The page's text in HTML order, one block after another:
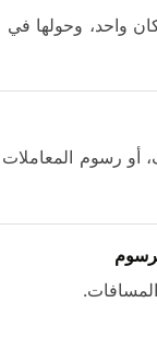
واحد، وحولها في
رسوم المعاملات